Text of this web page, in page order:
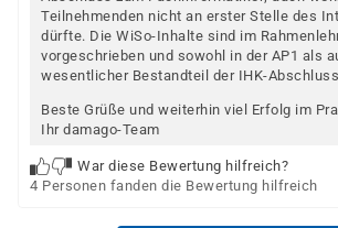
Teilnehmenden nicht an erster Stelle des
dürfte. Die WiSo-Inhalte sind im
vorgeschrieben und sowohl in der AP1 als
wesentlicher Bestandteil der IHK-
Beste Grüße und weiterhin viel Erfolg im
Ihr damago-Team
War diese Bewertung hilfreich?
4 Personen fanden die Bewertung hilfreich